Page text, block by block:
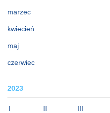
marzec
kwiecień
maj
czerwiec
2023
I II III